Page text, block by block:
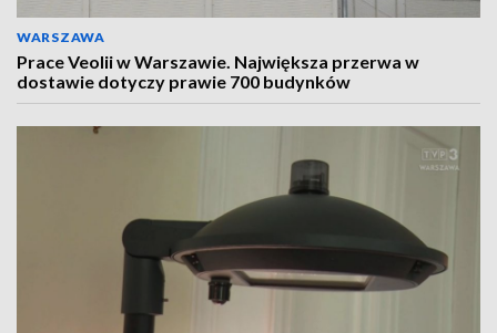
WARSZAWA
Prace Veolii w Warszawie. Największa przerwa w
dostawie dotyczy prawie 700 budynków